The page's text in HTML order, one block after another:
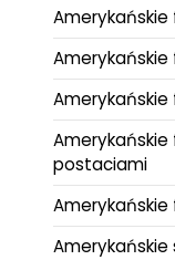
Amerykańskie
Amerykańskie
Amerykańskie
postaciami